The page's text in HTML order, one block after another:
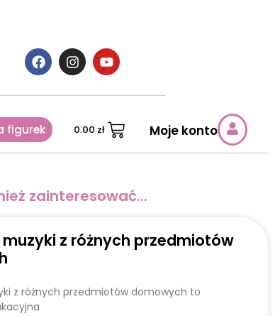
figurek 0.00 zł Moje konto
zainteresować...
muzyki z różnych przedmiotów
z różnych przedmiotów domowych to